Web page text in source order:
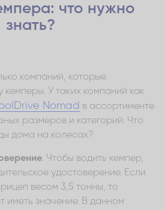
что нужно
знать?
компаний, которые
У таких компаний как
Nomad в ассортименте
размеров и категорий. Что
дома на колесах?
. Чтобы водить кемпер,
удостоверение. Если
весом 3,5 тонны, то
иметь значение. В данном